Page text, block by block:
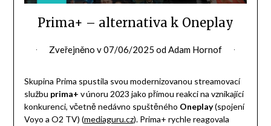
Prima+ – alternativa k Oneplay
Zveřejněno v07/06/2025 odAdam Hornof
Skupina Prima spustila svou modernizovanou streamovací
službu prima+ v únoru 2023 jako přímou reakci na vznikající
konkurenci, včetně nedávno spuštěného Oneplay(spojení
Voyo a O2 TV) (mediaguru.cz). Prima+ rychle reagovala